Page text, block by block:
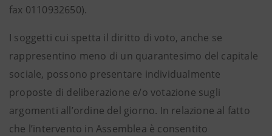
fax 0110932650).
I soggetti cui spetta il diritto di voto, anche se
rappresentino meno di un quarantesimo del capitale
sociale, possono presentare individualmente
proposte di deliberazione e/o votazione sugli
argomenti all’ordine del giorno. In relazione al fatto
che l’intervento in Assemblea è consentito